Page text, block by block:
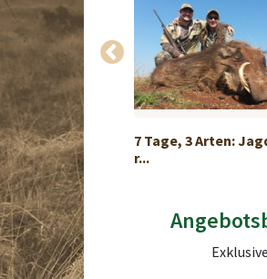
in Polen
7 Tage, 3 Arten:
r...